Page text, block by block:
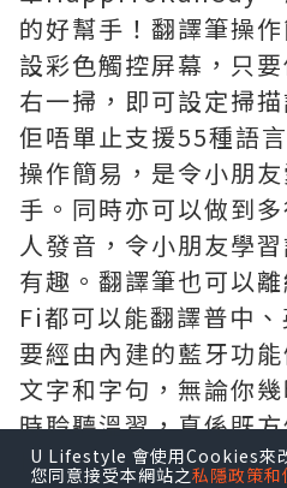
的好幫手！翻譯筆操
設彩色觸控屏幕，只
右一掃，即可設定掃
佢唔單止支援55種語
操作簡易，是令小朋
手。同時亦可以做到
人發音，令小朋友學
有趣。翻譯筆也可以
Fi都可以能翻譯普中
要經由內建的藍牙功
文字和字句，無論你
時聆聽溫習，真係既
比小朋友在家都能輕
U Lifestyle 會使用Cookies來
您同意接受本網站之私隱政策和